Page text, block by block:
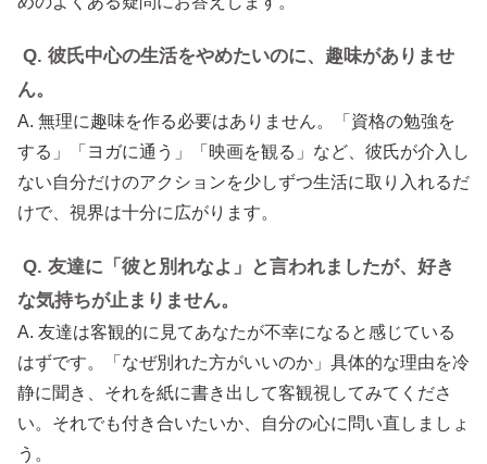
Q. 彼氏中心の生活をやめたいのに、趣味がありませ
ん。
A. 無理に趣味を作る必要はありません。「資格の勉強を
する」「ヨガに通う」「映画を観る」など、彼氏が介入し
ない自分だけのアクションを少しずつ生活に取り入れるだ
けで、視界は十分に広がります。
Q. 友達に「彼と別れなよ」と言われましたが、好き
な気持ちが止まりません。
A. 友達は客観的に見てあなたが不幸になると感じている
はずです。「なぜ別れた方がいいのか」具体的な理由を冷
静に聞き、それを紙に書き出して客観視してみてくださ
い。それでも付き合いたいか、自分の心に問い直しましょ
う。